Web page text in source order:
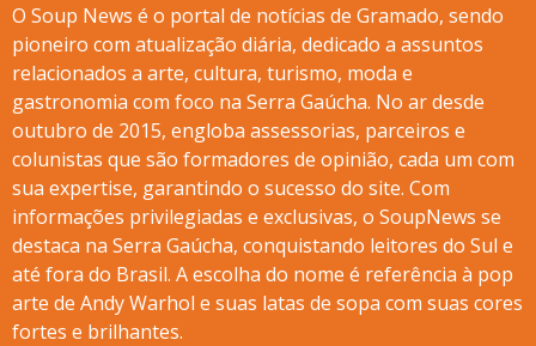
O Soup News é o portal de notícias de Gramado, sendo
pioneiro com atualização diária, dedicado a assuntos
relacionados a arte, cultura, turismo, moda e
gastronomia com foco na Serra Gaúcha. No ar desde
outubro de 2015, engloba assessorias, parceiros e
colunistas que são formadores de opinião, cada um com
sua expertise, garantindo o sucesso do site. Com
informações privilegiadas e exclusivas, o SoupNews se
destaca na Serra Gaúcha, conquistando leitores do Sul e
até fora do Brasil. A escolha do nome é referência à pop
arte de Andy Warhol e suas latas de sopa com suas cores
fortes e brilhantes.